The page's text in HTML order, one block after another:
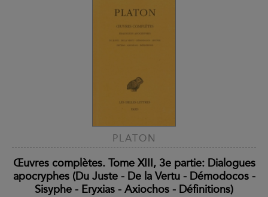
PLATON
Œuvres complètes. Tome XIII, 3e partie: Dialogues
apocryphes (Du Juste - De la Vertu - Démodocos -
Sisyphe - Eryxias - Axiochos - Définitions)